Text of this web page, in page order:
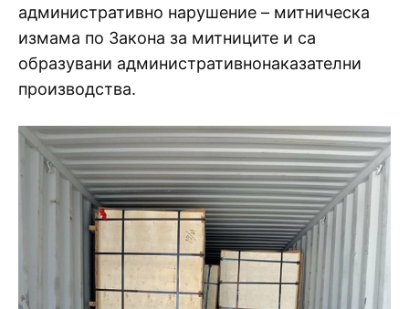
административно нарушение – митническа
измама по Закона за митниците и са
образувани административнонаказателни
производства.